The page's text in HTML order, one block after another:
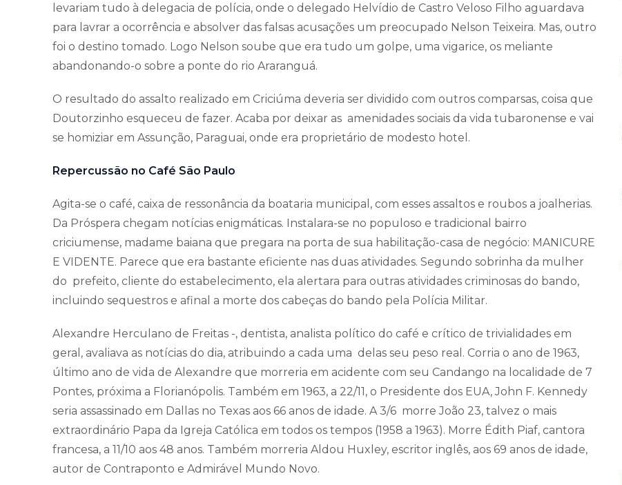
levariam tudo à delegacia de polícia, onde o delegado Helvídio de Castro Veloso Filho aguardava
para lavrar a ocorrência e absolver das falsas acusações um preocupado Nelson Teixeira. Mas, outro
foi o destino tomado. Logo Nelson soube que era tudo um golpe, uma vigarice, os meliante
abandonando-o sobre a ponte do rio Araranguá.
O resultado do assalto realizado em Criciúma deveria ser dividido com outros comparsas, coisa que
Doutorzinho esqueceu de fazer. Acaba por deixar as amenidades sociais da vida tubaronense e vai
se homiziar em Assunção, Paraguai, onde era proprietário de modesto hotel.
Repercussão no Café São Paulo
Agita-se o café, caixa de ressonância da boataria municipal, com esses assaltos e roubos a joalherias.
Da Próspera chegam notícias enigmáticas. Instalara-se no populoso e tradicional bairro
criciumense, madame baiana que pregara na porta de sua habilitação-casa de negócio: MANICURE
E VIDENTE. Parece que era bastante eficiente nas duas atividades. Segundo sobrinha da mulher
do prefeito, cliente do estabelecimento, ela alertara para outras atividades criminosas do bando,
incluindo sequestros e afinal a morte dos cabeças do bando pela Polícia Militar.
Alexandre Herculano de Freitas -, dentista, analista político do café e crítico de trivialidades em
geral, avaliava as notícias do dia, atribuindo a cada uma delas seu peso real. Corria o ano de 1963,
último ano de vida de Alexandre que morreria em acidente com seu Candango na localidade de 7
Pontes, próxima a Florianópolis. Também em 1963, a 22/11, o Presidente dos EUA, John F. Kennedy
seria assassinado em Dallas no Texas aos 66 anos de idade. A 3/6 morre João 23, talvez o mais
extraordinário Papa da Igreja Católica em todos os tempos (1958 a 1963). Morre Édith Piaf, cantora
francesa, a 11/10 aos 48 anos. Também morreria Aldou Huxley, escritor inglês, aos 69 anos de idade,
autor de Contraponto e Admirável Mundo Novo.